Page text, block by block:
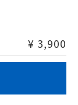
す。
¥ 3,900